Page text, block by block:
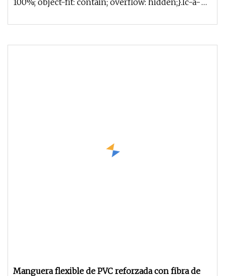
100%; object-fit: contain; overflow: hidden;}.lc-a-
Manguera flexible de PVC reforzada con fibra de